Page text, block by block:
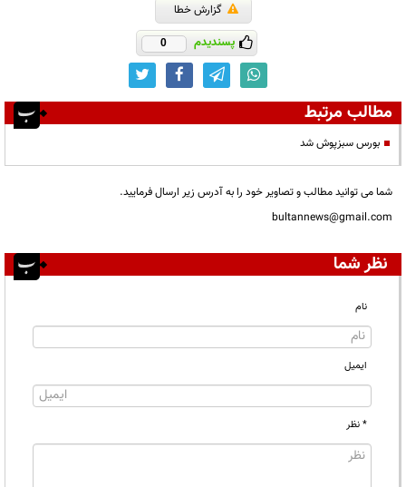
گزارش خطا
پسندیدم 0
مطالب مرتبط
بورس سبزپوش شد
شما می توانید مطالب و تصاویر خود را به آدرس زیر ارسال فرمایید.
bultannews@gmail.com
نظر شما
نام
ایمیل
* نظر